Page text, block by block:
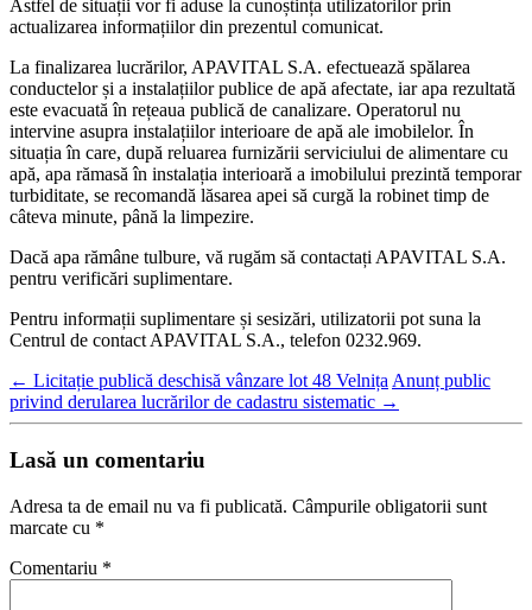
Astfel de situații vor fi aduse la cunoștința utilizatorilor prin
actualizarea informațiilor din prezentul comunicat.
La finalizarea lucrărilor, APAVITAL S.A. efectuează spălarea
conductelor și a instalațiilor publice de apă afectate, iar apa rezultată
este evacuată în rețeaua publică de canalizare. Operatorul nu
intervine asupra instalațiilor interioare de apă ale imobilelor. În
situația în care, după reluarea furnizării serviciului de alimentare cu
apă, apa rămasă în instalația interioară a imobilului prezintă temporar
turbiditate, se recomandă lăsarea apei să curgă la robinet timp de
câteva minute, până la limpezire.
Dacă apa rămâne tulbure, vă rugăm să contactați APAVITAL S.A.
pentru verificări suplimentare.
Pentru informații suplimentare și sesizări, utilizatorii pot suna la
Centrul de contact APAVITAL S.A., telefon 0232.969.
← Licitație publică deschisă vânzare lot 48 Velnița Anunț public
privind derularea lucrărilor de cadastru sistematic →
Lasă un comentariu
Adresa ta de email nu va fi publicată. Câmpurile obligatorii sunt
marcate cu *
Comentariu *